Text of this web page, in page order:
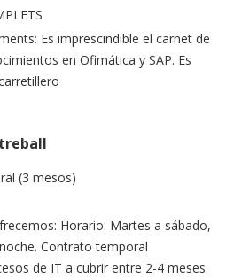
Es imprescindible el carnet de
en Ofimática y SAP. Es
(3 mesos)
Horario: Martes a sábado,
Contrato temporal
de IT a cubrir entre 2-4 meses.